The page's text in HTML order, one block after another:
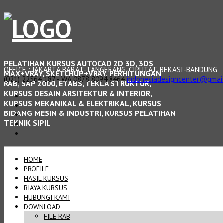
PELATIHAN KURSUS AUTOCAD 2D 3D, 3DS
MAX+VRAY, SKETCHUP+VRAY, PERHITUNGAN
RAB, SAP 2000, ETABS, TEKLA STRUKTUR,
KURSUS DESAIN ARSITEKTUR & INTERIOR,
KURSUS MEKANIKAL & ELEKTRIKAL, KURSUS
BIDANG MESIN & INDUSTRI, KURSUS PELATIHAN
TEKNIK SIPIL
OFFICE : JAKARTA BARAT-TANGERANG-CIPUTAT-BEKASI-BANDUNG
(021) 22564 187 - WA 0878 8094 8464
HOME
PROFILE
HASIL KURSUS
BIAYA KURSUS
HUBUNGI KAMI
DOWNLOAD
FILE RAB